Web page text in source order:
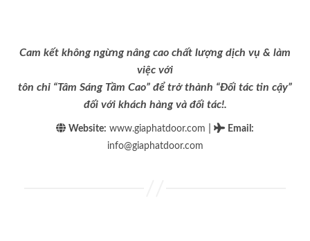
Cam kết không ngừng nâng cao chất lượng dịch vụ & làm
việc với
tôn chỉ “Tâm Sáng Tầm Cao” để trở thành “Đối tác tin cậy”
đối với khách hàng và đối tác!.
Website: www.giaphatdoor.com Email :
info@giaphatdoor.com